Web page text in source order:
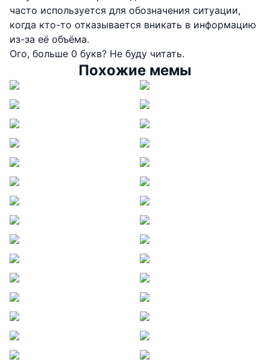
часто используется для обозначения ситуации,
когда кто-то отказывается вникать в информацию
из-за её объёма.
Ого, больше 0 букв? Не буду читать.
Похожие мемы